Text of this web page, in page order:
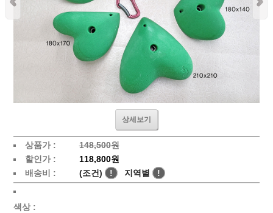
상세보기
상품가 :
148,500원
할인가 :
118,800원
배송비 :
(조건) ! 지역별 !
색상 :